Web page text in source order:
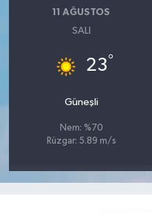
11 AĞUSTOS
SALI
23°
Güneşli
Nem: %70
Rüzgar: 5.89 m/s